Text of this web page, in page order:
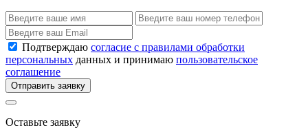
Подтверждаю согласие с правилами обработки
персональных данных и принимаю пользовательское
соглашение
Отправить заявку
Оставьте заявку